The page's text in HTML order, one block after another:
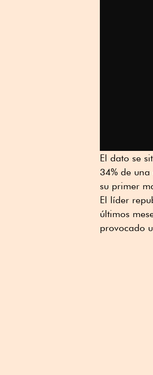
El dato se
34% de
su primer
El líder
últimos
provocado